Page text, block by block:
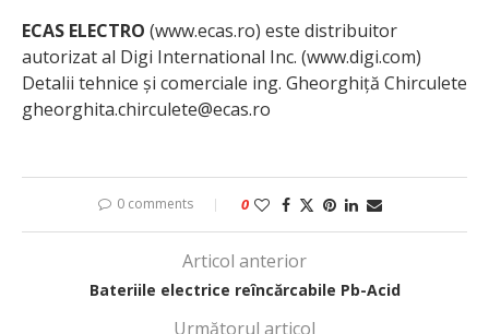
ECAS ELECTRO (www.ecas.ro) este distribuitor
autorizat al Digi International Inc. (www.digi.com)
Detalii tehnice și comerciale ing. Gheorghiță Chirculete
gheorghita.chirculete@ecas.ro
0 comments 0
Articol anterior
Bateriile electrice reîncărcabile Pb-Acid
Următorul articol